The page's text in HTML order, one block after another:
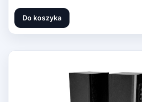
Do koszyka